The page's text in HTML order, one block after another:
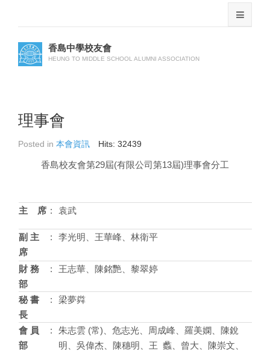
香島中學校友會
HEUNG TO MIDDLE SCHOOL ALUMNI ASSOCIATION
理事會
Posted in 本會資訊 Hits: 32439
香島校友會第29屆(有限公司第13屆)理事會分工
主 席 : 袁武
副 主
席
: 李光明、王華峰、林衛平
財 務
部
: 王志華、陳銘艷、黎翠婷
秘 書
長
: 梁夢粦
會 員
部
:
朱志雲 (常)、危志光、周成峰、羅美嫻、陳銳
明、吳偉杰、陳穗明、王 蠡、曾大、陳崇文、